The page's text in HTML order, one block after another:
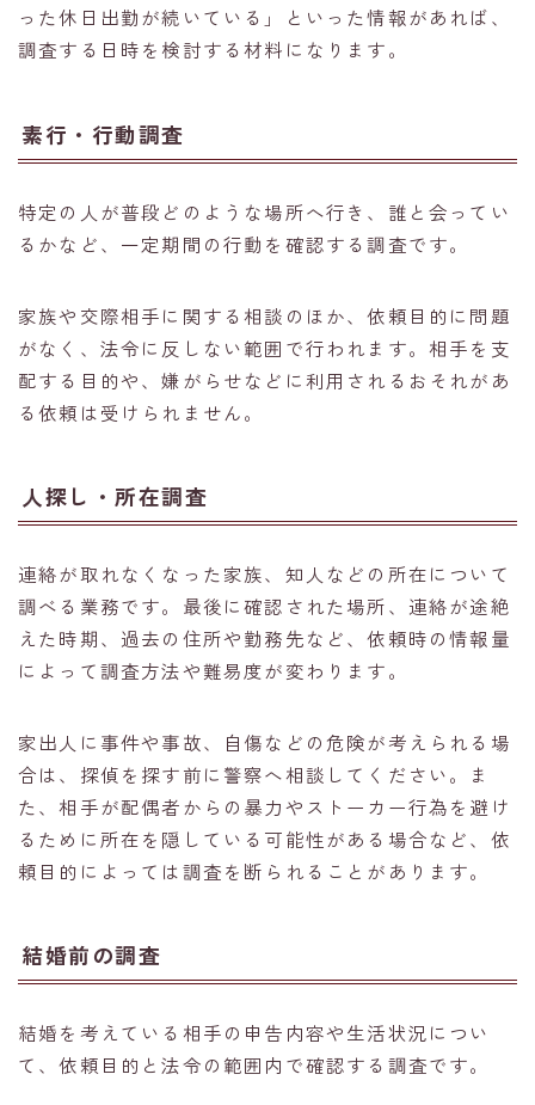
った休日出勤が続いている」といった情報があれば、
調査する日時を検討する材料になります。
素行・行動調査
特定の人が普段どのような場所へ行き、誰と会ってい
るかなど、一定期間の行動を確認する調査です。
家族や交際相手に関する相談のほか、依頼目的に問題
がなく、法令に反しない範囲で行われます。相手を支
配する目的や、嫌がらせなどに利用されるおそれがあ
る依頼は受けられません。
人探し・所在調査
連絡が取れなくなった家族、知人などの所在について
調べる業務です。最後に確認された場所、連絡が途絶
えた時期、過去の住所や勤務先など、依頼時の情報量
によって調査方法や難易度が変わります。
家出人に事件や事故、自傷などの危険が考えられる場
合は、探偵を探す前に警察へ相談してください。ま
た、相手が配偶者からの暴力やストーカー行為を避け
るために所在を隠している可能性がある場合など、依
頼目的によっては調査を断られることがあります。
結婚前の調査
結婚を考えている相手の申告内容や生活状況につい
て、依頼目的と法令の範囲内で確認する調査です。